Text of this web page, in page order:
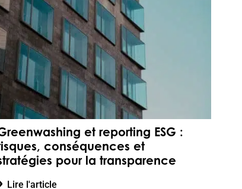
et reporting ESG :
conséquences et
pour la transparence
Lire l'article